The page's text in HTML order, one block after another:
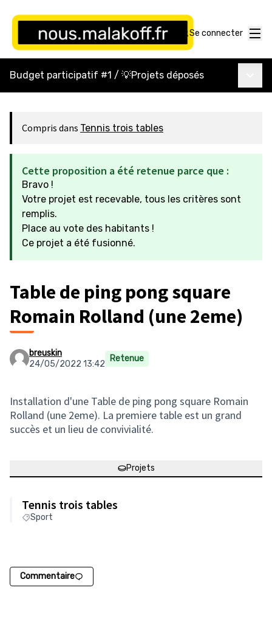
Se connecter
Budget participatif #1 / 💡Projets déposés
Compris dans Tennis trois tables
Cette proposition a été retenue parce que :
Bravo !
Votre projet est recevable, tous les critères sont
remplis.
Place au vote des habitants !
Ce projet a été fusionné.
Table de ping pong square
Romain Rolland (une 2eme)
breuskin
24/05/2022 13:42
Retenue
Installation d'une Table de ping pong square Romain
Rolland (une 2eme). La premiere table est un grand
succès et un lieu de convivialité.
Projets
Tennis trois tables
Sport
Commentaire